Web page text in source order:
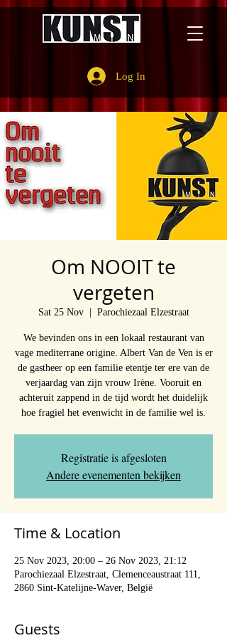
Log In
Om NOOIT te
vergeten
Sat 25 Nov
  |
Parochiezaal Elzestraat
We bevinden ons in een lokaal restaurant van
vage mediterrane origine. Albert Van de Ven is er
de gastheer op een familie etentje ter ere van de
verjaardag van zijn vrouw Irène. Vooruit en
achteruit zappend in de tijd wordt het duidelijk
hoe fragiel het evenwicht in de familie wel is.
Registratie is afgesloten
Andere evenementen bekijken
Time & Location
25 Nov 2023, 20:00 – 26 Nov 2023, 21:12
Parochiezaal Elzestraat, Clemenceaustraat 111,
2860 Sint-Katelijne-Waver, België
Guests